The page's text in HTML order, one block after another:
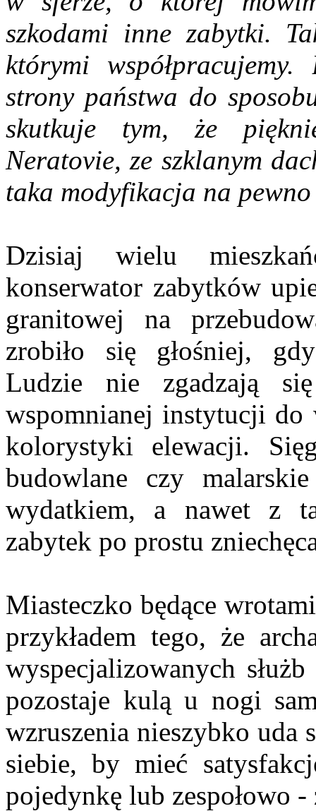
szkodami inne zabytki.
którymi
strony państwa do
skutkuje tym, że
Neratovie, ze szklanym
taka modyfikacja na
Dzisiaj wielu
konserwator zabytków
granitowej na
zrobiło się głośniej,
Ludzie nie zgadzają
wspomnianej instytucji
kolorystyki elewacji.
budowlane czy
wydatkiem, a nawet z
zabytek po prostu
Miasteczko będące
przykładem tego, że
wyspecjalizowanych
pozostaje kulą u nogi
wzruszenia nieszybko uda
siebie, by mieć
pojedynkę lub zespołowo